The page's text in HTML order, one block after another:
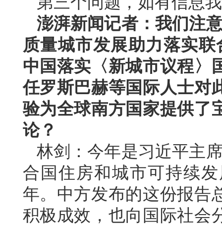
澎湃新闻记者：我们注
质量城市发展助力落实
中国落实〈新城市议程〉
任罗斯巴赫等国际人士对
验为全球南方国家提供了
论？
林剑：今年是习近平主
合国住房和城市可持续
年。中方发布的这份报告
积极成效，也向国际社会